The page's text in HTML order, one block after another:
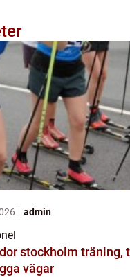
admin
träning, teknik
vägar